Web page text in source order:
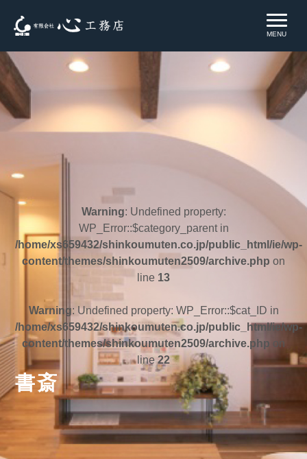
MENU
Warning: Undefined property:
WP_Error::$category_parent in
/home/xs659432/shinkoumuten.co.jp/public_html/ie/wp-
content/themes/shinkoumuten2509/archive.php on
line 13
Warning: Undefined property: WP_Error::$cat_ID in
/home/xs659432/shinkoumuten.co.jp/public_html/ie/wp-
content/themes/shinkoumuten2509/archive.php on
line22
書斎